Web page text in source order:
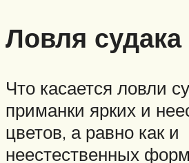
Ловля судака
Что касается ловли
приманки ярких и
цветов, а равно как и
неестественных